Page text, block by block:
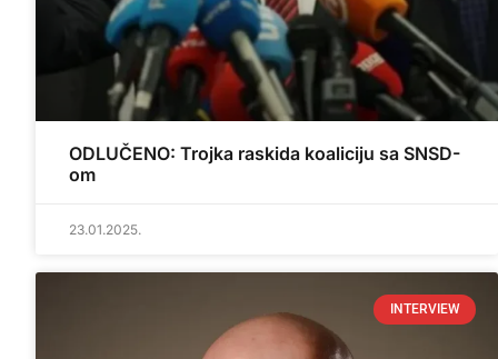
ODLUČENO: Trojka raskida koaliciju sa SNSD-
om
23.01.2025.
INTERVIEW